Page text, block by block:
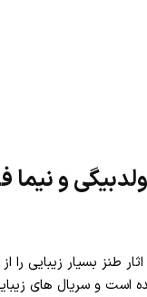
و نیما
طنز بسیار زیبایی را
است و سریال های